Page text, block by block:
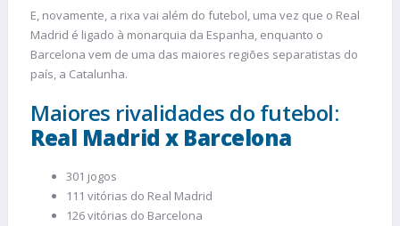
E, novamente, a rixa vai além do futebol, uma vez que o Real
Madrid é ligado à monarquia da Espanha, enquanto o
Barcelona vem de uma das maiores regiões separatistas do
país, a Catalunha.
Maiores rivalidades do futebol:
Real Madrid x Barcelona
301 jogos
111 vitórias do Real Madrid
126 vitórias do Barcelona